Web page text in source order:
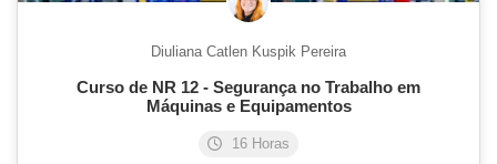
Diuliana Catlen Kuspik Pereira
Curso de NR 12 - Segurança no Trabalho em
Máquinas e Equipamentos
16 Horas